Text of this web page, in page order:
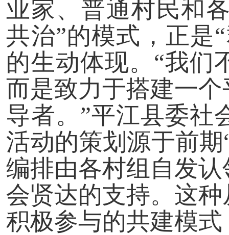
业家、普通村民和
共治”的模式，正是
的生动体现。“我们
而是致力于搭建一
导者。”平江县委社
活动的策划源于前
编排由各村组自发
会贤达的支持。这
积极参与的共建模